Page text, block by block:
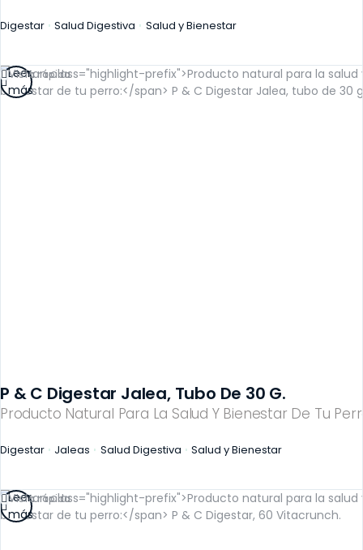
Digestar Salud Digestiva Salud y Bienestar
Vista rápida
Producto Natural Para La Salud Y Bienestar De Tu
P & C Digestar Jalea, Tubo De 30 G.
Digestar Jaleas Salud Digestiva Salud y Bienestar
Leer
más
Vista rápida
Leer
más